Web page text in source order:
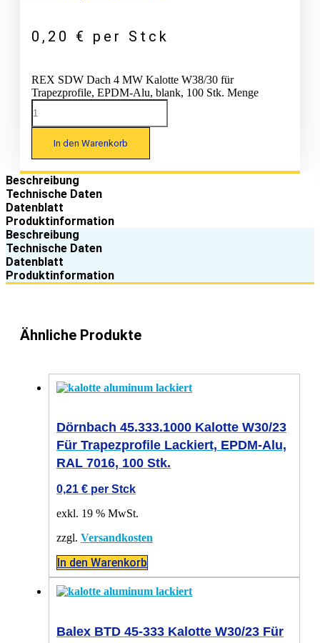
0,20 € per Stck
REX SDW Dach 4 MW Kalotte W38/30 für
Trapezprofile, EPDM-Alu, blank, 100 Stk. Menge
In den Warenkorb
Beschreibung
Technische Daten
Datenblatt
Produktinformation
Beschreibung
Technische Daten
Datenblatt
Produktinformation
Ähnliche Produkte
Dörnbach 45.333.1000 Kalotte W30/23
Für Trapezprofile Lackiert, EPDM-Alu,
RAL 7016, 100 Stk.
0,21 € per Stck
exkl. 19 % MwSt.
zzgl. Versandkosten
In den Warenkorb
Balex BTD 45-333 Kalotte W30/23 Für